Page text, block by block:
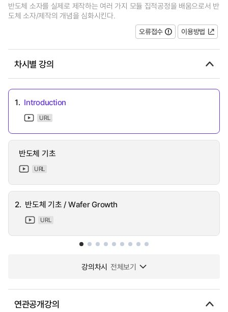
반도체 소자를 실제로 제작하는 여러 가지 모듈 집적공정을 배움으로서 반
도체 소자/제작의 개념을 심화시킨다.
오류접수
이용방법
차시별 강의
1. Introduction
URL
반도체 기초
URL
2. 반도체 기초 / Wafer Growth
URL
강의차시 전체보기
연관공개강의